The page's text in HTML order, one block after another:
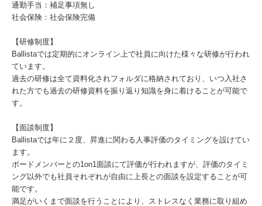
通勤手当：補足事項無し
社会保険：社会保険完備
【研修制度】
Ballistaでは定期的にオンライン上で社員に向けた様々な研修が行われ
ています。
過去の研修は全て資料化されフォルダに格納されており、いつ入社さ
れた方でも過去の研修資料を振り返り知識を身に着けることが可能で
す。
【面談制度】
Ballistaでは年に２度、昇進に関わる人事評価のタイミングを設けてい
ます。
ボードメンバーとの1on1面談にて評価が行われますが、評価のタイミ
ング以外でも社員それぞれが自由に上長との面談を設定することが可
能です。
満足がいくまで面談を行うことにより、ストレスなく業務に取り組め